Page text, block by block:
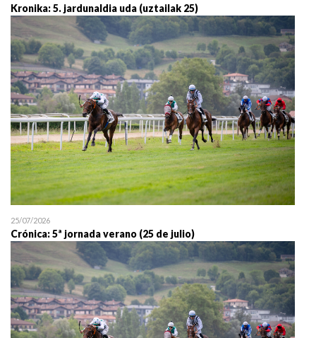
Kronika: 5. jardunaldia uda (uztailak 25)
25/07/2026
Crónica: 5ª jornada verano (25 de julio)